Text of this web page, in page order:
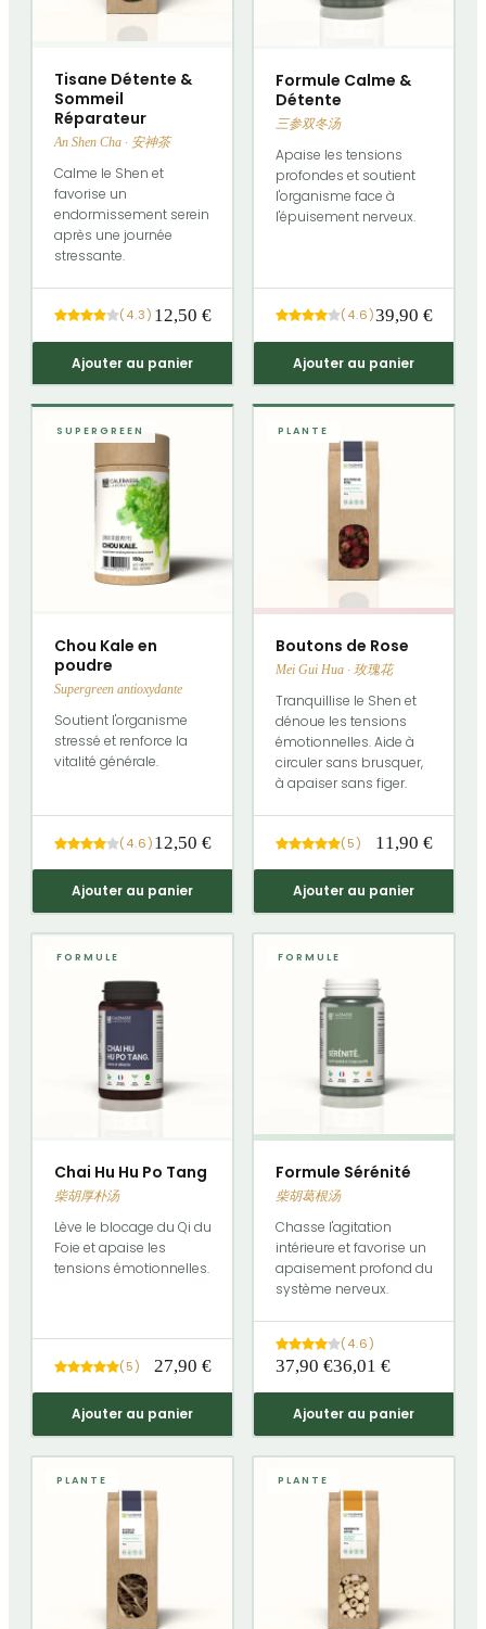
Tisane Détente &
Sommeil
Réparateur
An Shen Cha · 安神茶
Calme le Shen et
favorise un
endormissement serein
après une journée
stressante.
(4.3) 12,50 €
Ajouter au panier
Formule Calme &
Détente
三参双冬汤
Apaise les tensions
profondes et soutient
l'organisme face à
l'épuisement nerveux.
(4.6)39,90 €
Ajouter au panier
SUPERGREEN
Chou Kale en
poudre
Supergreen antioxydante
Soutient l'organisme
stressé et renforce la
vitalité générale.
(4.6)12,50 €
Ajouter au panier
PLANTE
Boutons de Rose
Mei Gui Hua · 玫瑰花
Tranquillise le Shen et
dénoue les tensions
émotionnelles. Aide à
circuler sans brusquer,
à apaiser sans figer.
(5) 11,90 €
Ajouter au panier
FORMULE
Chai Hu Hu Po Tang
柴胡厚朴汤
Lève le blocage du Qi du
Foie et apaise les
tensions émotionnelles.
(5) 27,90 €
Ajouter au panier
FORMULE
Formule Sérénité
柴胡葛根汤
Chasse l'agitation
intérieure et favorise un
apaisement profond du
système nerveux.
(4.6)
37,90 €36,01 €
Ajouter au panier
PLANTE PLANTE